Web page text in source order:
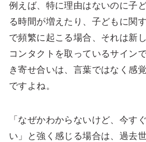
例えば、特に理由はないのに子
る時間が増えたり、子どもに関
で頻繁に起こる場合、それは新
コンタクトを取っているサイン
き寄せ合いは、言葉ではなく感
ですよね。
「なぜかわからないけど、今す
い」と強く感じる場合は、過去